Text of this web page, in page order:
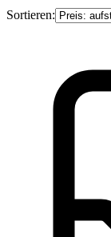
Sortieren: